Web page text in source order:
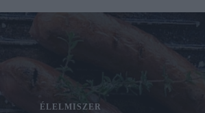
ÉLELMISZER